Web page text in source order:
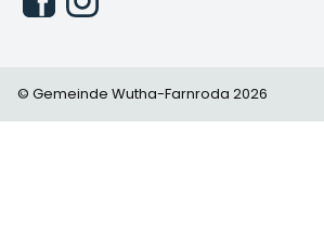
© Gemeinde Wutha-Farnroda 2026